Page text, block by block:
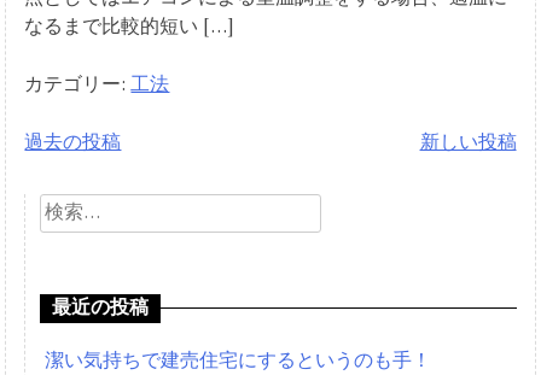
なるまで比較的短い […]
カテゴリー:工法
稿
ナ
ビ
ゲ
過去の投稿 新しい投稿
検
索:
最近の投稿
潔い気持ちで建売住宅にするというのも手！